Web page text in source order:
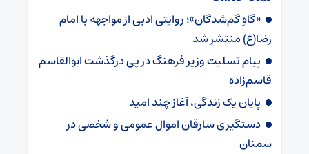
«گاهِ گم‌شدگان»؛ روایتی ادبی از مواجهه با امام
رضا(ع) منتشر شد
پیام تسلیت وزیر فرهنگ در پی درگذشت ابوالقاسم
قاسم‌زاده
پایان یک زندگی، آغاز چند امید
دستگیری سارقان اموال عمومی و شخصی در
سمنان